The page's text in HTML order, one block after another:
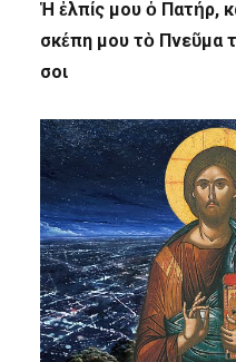
Ἡ ἐλπίς μου ὁ Πατήρ,
σκέπη μου τὸ Πνεῦμα
σοι